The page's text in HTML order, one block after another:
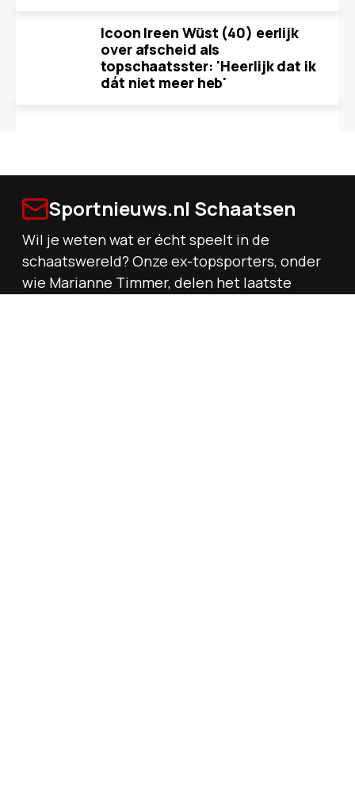
Icoon Ireen Wüst (40) eerlijk
over afscheid als
topschaatsster: 'Heerlijk dat ik
dát niet meer heb'